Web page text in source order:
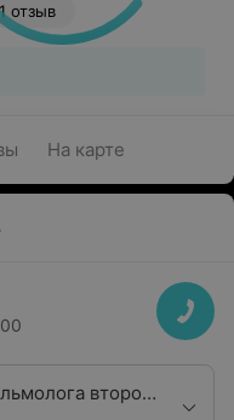
отзыв
На карте
второй